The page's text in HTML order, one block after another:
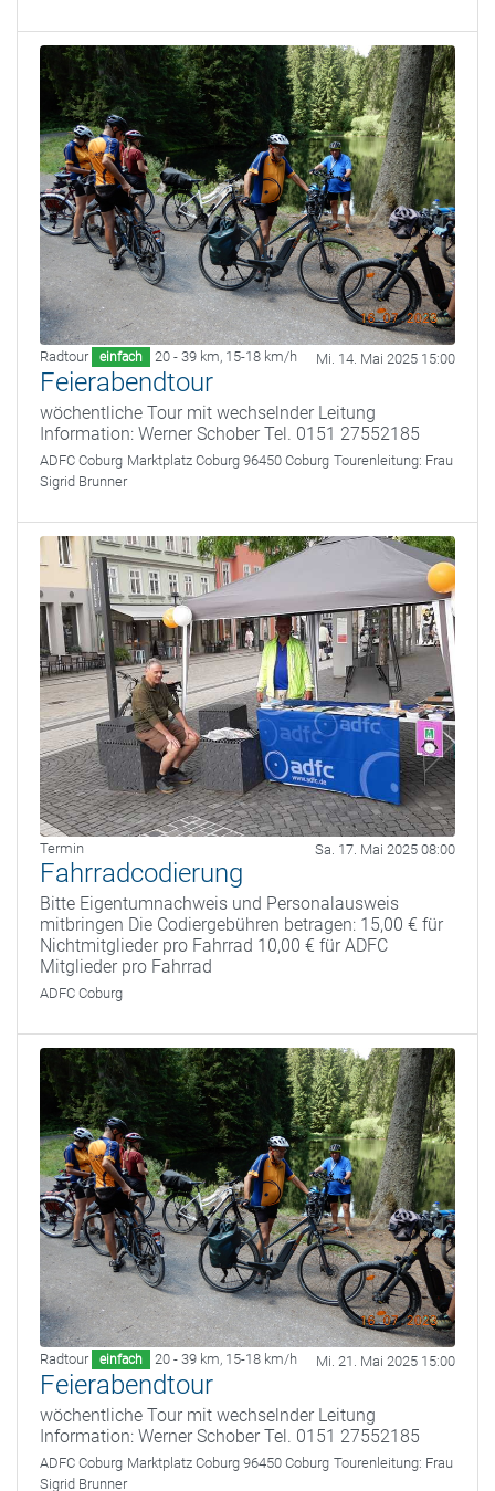
Radtour einfach 20 - 39 km, 15-18 km/h Mi. 14. Mai 2025 15:00
Feierabendtour
wöchentliche Tour mit wechselnder Leitung
Information: Werner Schober Tel. 0151 27552185
ADFC Coburg Marktplatz Coburg 96450 Coburg Tourenleitung: Frau
Sigrid Brunner
Termin Sa. 17. Mai 2025 08:00
Fahrradcodierung
Bitte Eigentumnachweis und Personalausweis
mitbringen Die Codiergebühren betragen: 15,00 € für
Nichtmitglieder pro Fahrrad 10,00 € für ADFC
Mitglieder pro Fahrrad
ADFC Coburg
Radtour einfach 20 - 39 km, 15-18 km/h Mi. 21. Mai 2025 15:00
Feierabendtour
wöchentliche Tour mit wechselnder Leitung
Information: Werner Schober Tel. 0151 27552185
ADFC Coburg Marktplatz Coburg 96450 Coburg Tourenleitung: Frau
Sigrid Brunner